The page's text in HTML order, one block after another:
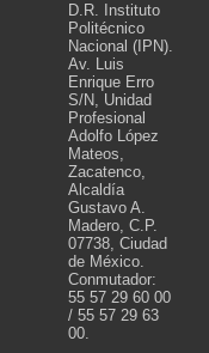
D.R. Instituto
Politécnico
Nacional (IPN).
Av. Luis
Enrique Erro
S/N, Unidad
Profesional
Adolfo López
Mateos,
Zacatenco,
Alcaldía
Gustavo A.
Madero, C.P.
07738, Ciudad
de México.
Conmutador:
55 57 29 60 00
/ 55 57 29 63
00.